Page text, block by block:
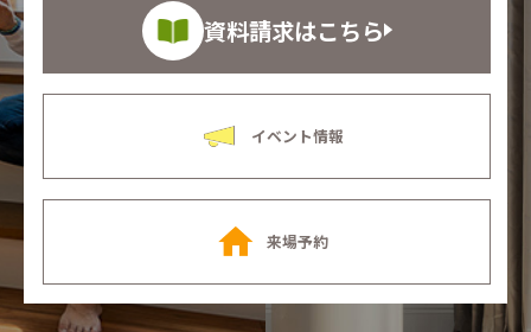
資料請求はこちら
イベント情報
来場予約